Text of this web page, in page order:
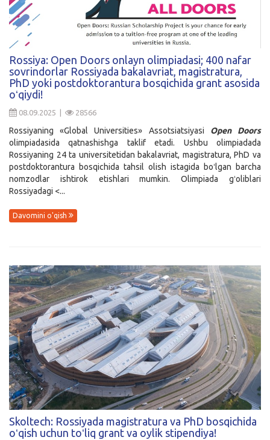
Qidirish
Kirish
Rossiya: Open Doors onlayn olimpiadasi; 400 nafar
sovrindorlar Rossiyada bakalavriat, magistratura,
PhD yoki postdoktorantura bosqichida grant asosida
oʻqiydi!
08.09.2025 | 28566
Rossiyaning «Global Universities» Assotsiatsiyasi Open Doors
olimpiadasida qatnashishga taklif etadi. Ushbu olimpiadada
Rossiyaning 24 ta universitetidan bakalavriat, magistratura, PhD va
postdoktorantura bosqichida tahsil olish istagida boʻlgan barcha
nomzodlar ishtirok etishlari mumkin. Olimpiada gʻoliblari
Rossiyadagi <...
Davomini o'qish
Skoltech: Rossiyada magistratura va PhD bosqichida
oʻqish uchun toʻliq grant va oylik stipendiya!